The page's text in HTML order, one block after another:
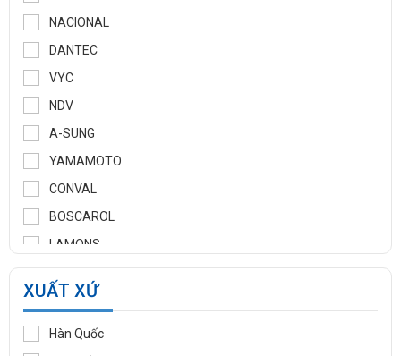
NACIONAL
DANTEC
VYC
NDV
A-SUNG
YAMAMOTO
CONVAL
BOSCAROL
LAMONS
MANNTEK
KLINGER
WOOJU GASPACK
XUẤT XỨ
Hàn Quốc